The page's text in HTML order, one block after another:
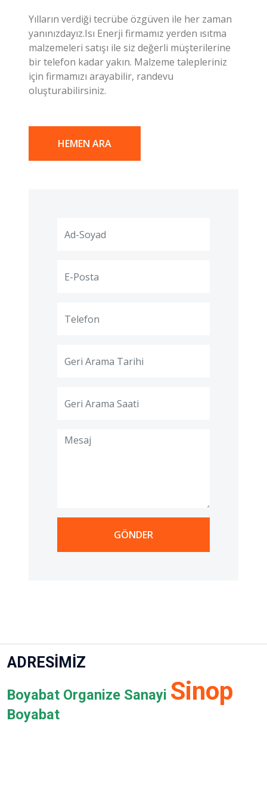
malzemeleri satışı ile siz değerli müşterilerine
bir telefon kadar yakın. Malzeme talepleriniz
için firmamızı arayabilir, randevu
oluşturabilirsiniz.
Boyabat Organize Sanayi